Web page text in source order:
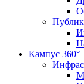
Кампус 360°